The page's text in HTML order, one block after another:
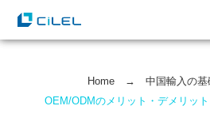
Home→ 中国輸⼊の基
OEM/ODMのメリット・デメリッ